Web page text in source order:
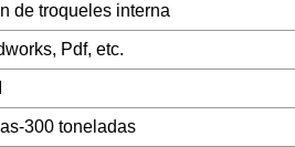
de troqueles interna
Pdf, etc.
300 toneladas